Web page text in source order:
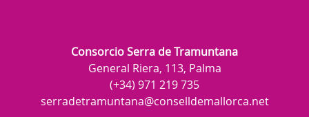
Consorcio Serra de Tramuntana
General Riera, 113, Palma
(+34) 971 219 735
serradetramuntana@conselldemallorca.net